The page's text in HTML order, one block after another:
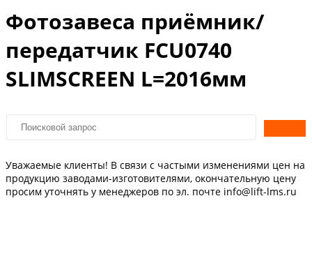
Фотозавеса приёмник/
передатчик FCU0740
SLIMSCREEN L=2016мм
Уважаемые клиенты! В связи с частыми изменениями цен на
продукцию заводами-изготовителями, окончательную цену
просим уточнять у менеджеров по эл. почте info@lift-lms.ru